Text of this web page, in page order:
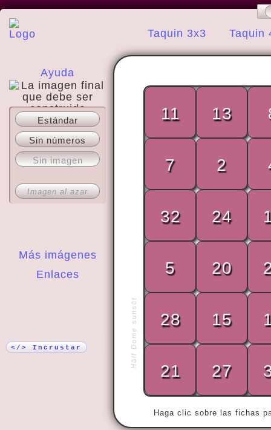
Taquin 3x3 Taquin
Ayuda
Acerca del sitio
Más imágenes
Enlaces
Estándar
Sin números
Sin imagen
Imagen al azar
</> Incrustar Half Dome sunset
Haga clic sobre las fichas
satisfied
11 13
7 2
32 24
5 20
28 15
21 27